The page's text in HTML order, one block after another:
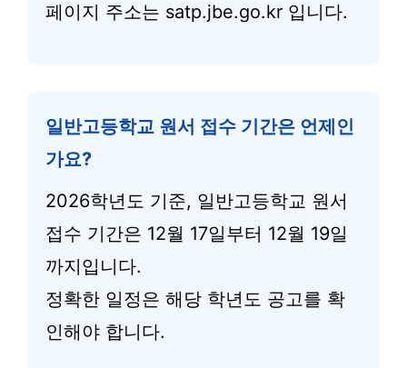
페이지 주소는 satp.jbe.go.kr 입니다.
일반고등학교 원서 접수 기간은 언제인
가요?
2026학년도 기준, 일반고등학교 원서
접수 기간은 12월 17일부터 12월 19일
까지입니다.
정확한 일정은 해당 학년도 공고를 확
인해야 합니다.